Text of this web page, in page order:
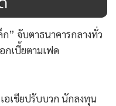
ก” จับตาธนาคารกลางทั่ว
กเบี้ยตามเฟด
อเชียปรับบวก นักลงทุน